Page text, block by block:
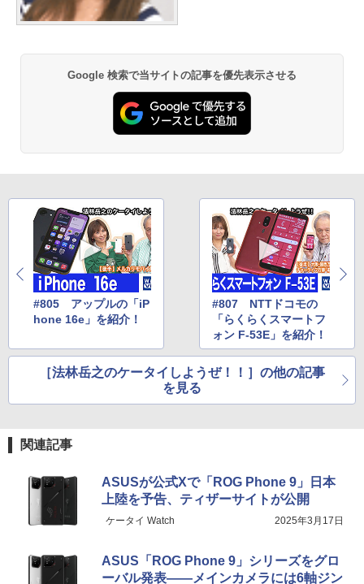
Google 検索で当サイトの記事を優先表示させる
#805 アップルの「iP
hone 16e」を紹介！
#807 NTTドコモの
「らくらくスマートフ
ォン F-53E」を紹介！
［法林岳之のケータイしようぜ！！］の他の記事
を見る
関連記事
ASUSが公式Xで「ROG Phone 9」日本
上陸を予告、ティザーサイトが公開
ケータイ Watch 2025年3月17日
ASUS「ROG Phone 9」シリーズをグロ
ーバル発表――メインカメラには6軸ジン